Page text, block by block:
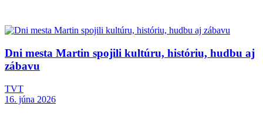
Dni mesta Martin spojili kultúru, históriu, hudbu aj
zábavu
TVT
16. júna 2026